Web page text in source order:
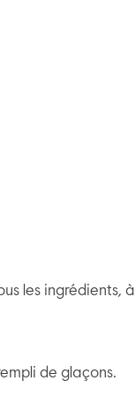
les ingrédients, à
de glaçons.